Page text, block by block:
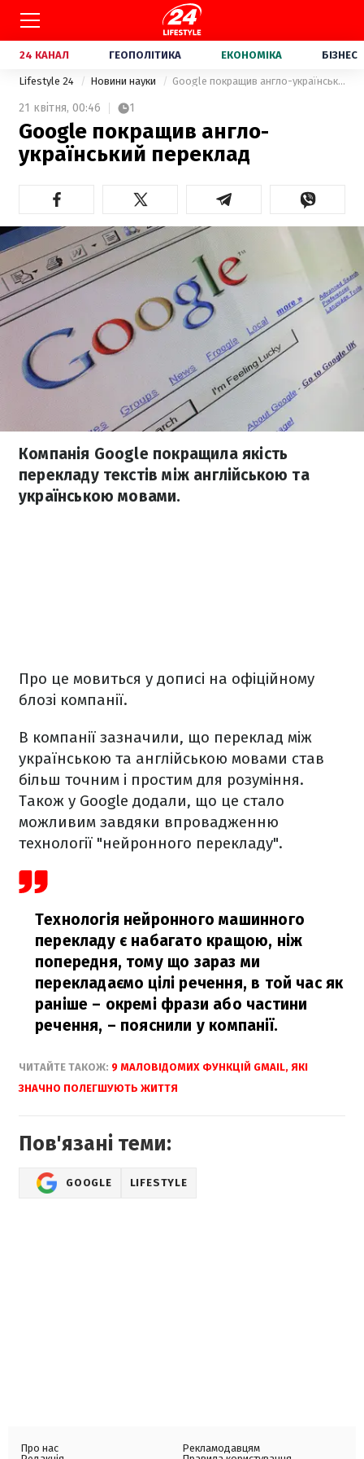
24 КАНАЛ ГЕОПОЛІТИКА ЕКОНОМІКА БІЗНЕС
Lifestyle 24 Новини науки Google покращив англо-український переклад
21 квітня, 00:46 1
Google покращив англо-
український переклад
Компанія Google покращила якість
перекладу текстів між англійською та
українською мовами.
Про це мовиться у дописі на офіційному
блозі компанії.
В компанії зазначили, що переклад між
українською та англійською мовами став
більш точним і простим для розуміння.
Також у Google додали, що це стало
можливим завдяки впровадженню
технології "нейронного перекладу".
Технологія нейронного машинного
перекладу є набагато кращою, ніж
попередня, тому що зараз ми
перекладаємо цілі речення, в той час як
раніше – окремі фрази або частини
речення, – пояснили у компанії.
ЧИТАЙТЕ ТАКОЖ: 9 МАЛОВІДОМИХ ФУНКЦІЙ GMAIL, ЯКІ
ЗНАЧНО ПОЛЕГШУЮТЬ ЖИТТЯ
Пов'язані теми:
GOOGLE LIFESTYLE
Про нас
Рекламодавцям